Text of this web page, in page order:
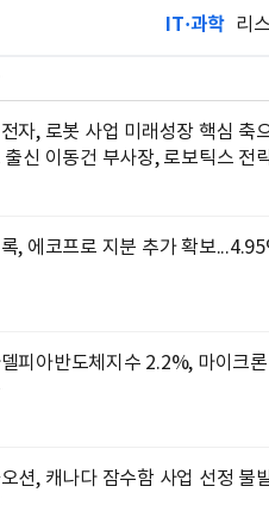
IT·과학 리
자, 로봇 사업 미래성장 핵심 축
출신 이동건 부사장, 로보틱스 전
, 에코프로 지분 추가 확보
피아반도체지수 2.2%, 마이크
션, 캐나다 잠수함 사업 선정 불